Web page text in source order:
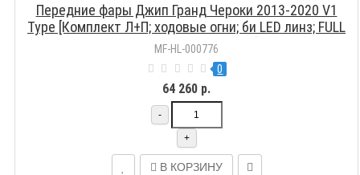
Передние фары Джип Гранд Чероки 2013-2020 V1
Type [Комплект Л+П; ходовые огни; би LED линз; FULL
LED; электрокорректор]
MF-HL-000776
0
64 260 р.
-
+
В КОРЗИНУ